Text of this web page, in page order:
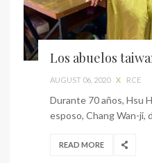
Los abuelos
AUGUST 06, 2020 X RCE
Durante 70 años, Hsu
esposo, Chang Wan-ji,
READ MORE